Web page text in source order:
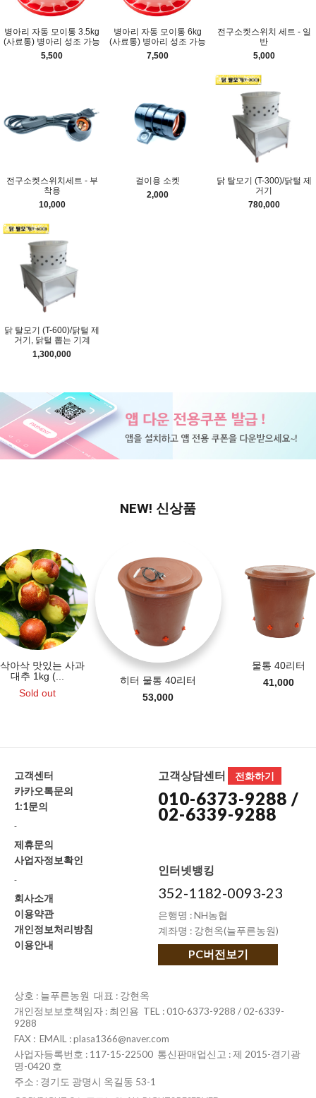
병아리 자동 모이통 3.5kg
(사료통) 병아리 성조 가능
5,500
병아리 자동 모이통 6kg
(사료통) 병아리 성조 가능
7,500
전구소켓스위치 세트 - 일
반
5,000
전구소켓스위치세트 - 부
착용
10,000
걸이용 소켓
2,000
닭 탈모기 (T-300)/닭털 제
거기
780,000
닭 탈모기 (T-600)/닭털 제
거기, 닭털 뽑는 기계
1,300,000
NEW! 신상품
히터 물통 40리터
53,000
물통 40리터
41,000
고급형 닭/병아리
터 자동...
고객센터
카카오톡문의
1:1문의
-
제휴문의
사업자정보확인
-
회사소개
이용약관
개인정보처리방침
이용안내
고객상담센터 전화하기
010-6373-9288 /
02-6339-9288
인터넷뱅킹
352-1182-0093-23
은행명 : NH농협
계좌명 : 강현옥(늘푸른농원)
PC버전보기
상호 : 늘푸른농원 대표 : 강현옥
개인정보보호책임자 : 최인용 TEL : 010-6373-9288 / 02-6339-
9288
FAX : EMAIL : plasa1366@naver.com
사업자등록번호 : 117-15-22500 통신판매업신고 : 제 2015-경기광
명-0420 호
주소 : 경기도 광명시 옥길동 53-1